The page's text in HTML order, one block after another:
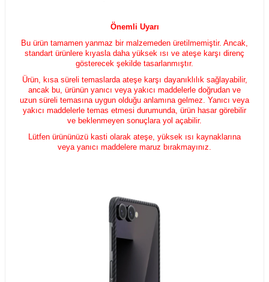
Önemli Uyarı
Bu ürün tamamen yanmaz bir malzemeden üretilmemiştir. Ancak,
standart ürünlere kıyasla daha yüksek ısı ve ateşe karşı direnç
gösterecek şekilde tasarlanmıştır.
Ürün, kısa süreli temaslarda ateşe karşı dayanıklılık sağlayabilir,
ancak bu, ürünün yanıcı veya yakıcı maddelerle doğrudan ve
uzun süreli temasına uygun olduğu anlamına gelmez. Yanıcı veya
yakıcı maddelerle temas etmesi durumunda, ürün hasar görebilir
ve beklenmeyen sonuçlara yol açabilir.
Lütfen ürününüzü kasti olarak ateşe, yüksek ısı kaynaklarına
veya yanıcı maddelere maruz bırakmayınız.